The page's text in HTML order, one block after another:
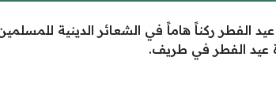
الفطر ركناً هاماً في الشعائر الدينية
عيد الفطر في طريف.